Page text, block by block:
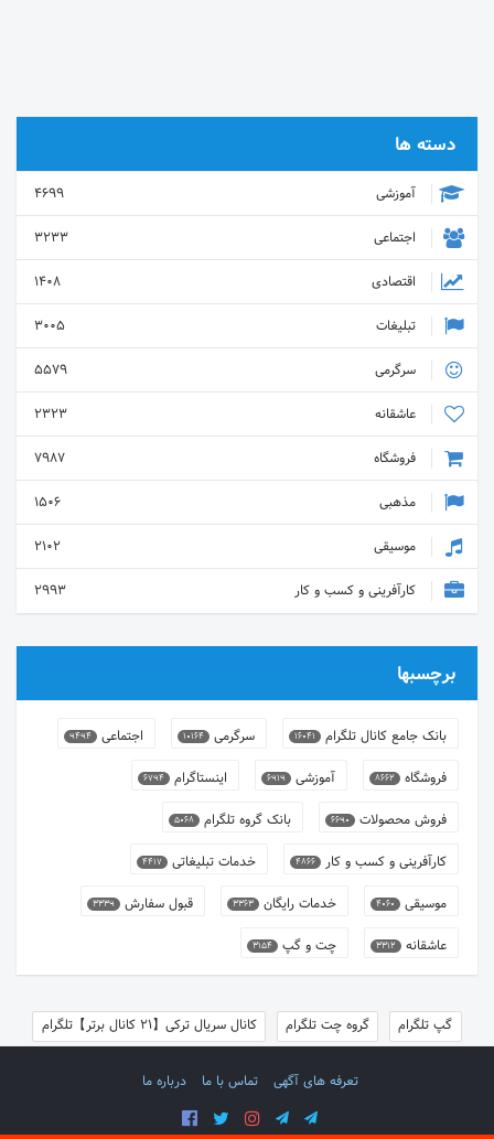
دسته ها
آموزشی
4699
اجتماعی
3233
اقتصادی
1408
تبلیغات
3005
سرگرمی
5579
عاشقانه
2323
فروشگاه
7987
مذهبی
1506
موسیقی
2102
کارآفرینی و کسب و کار
2993
برچسبها
بانک جامع کانال تلگرام 16041 سرگرمی 10164 اجتماعی 9494
فروشگاه 8662 آموزشی 6919 اینستاگرام 6794
فروش محصولات 6690 بانک گروه تلگرام 5068
کارآفرینی و کسب و کار 4866 خدمات تبلیغاتی 4417
موسیقی 4060 خدمات رایگان 3363 قبول سفارش 3339
عاشقانه 3312 چت و گپ 3154
گپ تلگرام گروه چت تلگرام کانال سریال ترکی【21 کانال برتر】تلگرام
تعرفه های آگهی تماس با ما درباره ما